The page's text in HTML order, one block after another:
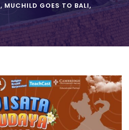
, MUCHILD GOES TO BALI,